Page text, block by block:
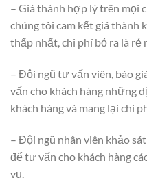
– Giá thành hợp lý trên mọi
chúng tôi cam kết giá thành
thấp nhất, chi phí bỏ ra là
– Đội ngũ tư vấn viên, báo
vấn cho khách hàng những
khách hàng và mang lại chi
– Đội ngũ nhân viên khảo
để tư vấn cho khách hàng
vụ.